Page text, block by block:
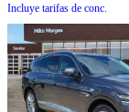
Incluye tarifas de conc.